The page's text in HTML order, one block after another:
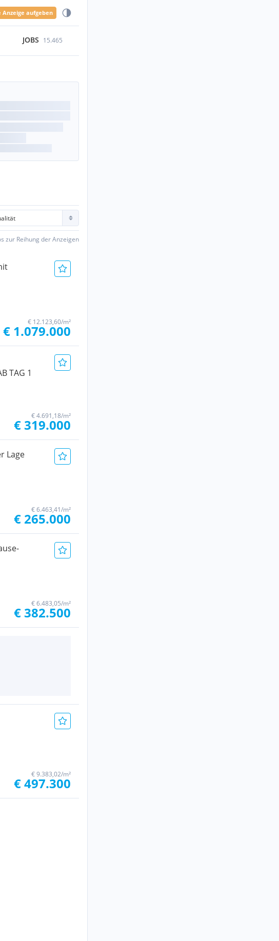
Anzeige aufgeben
JOBS 15.465
zur Reihung der Anzeigen
€ 12.123,60/m²
€ 1.079.000
TAG 1
€ 4.691,18/m²
€ 319.000
Lage
€ 6.463,41/m²
€ 265.000
€ 6.483,05/m²
€ 382.500
€ 9.383,02/m²
€ 497.300